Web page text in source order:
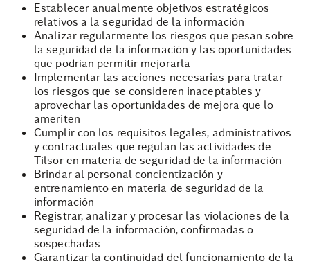
Establecer anualmente objetivos estratégicos
relativos a la seguridad de la información
Analizar regularmente los riesgos que pesan sobre
la seguridad de la información y las oportunidades
que podrían permitir mejorarla
Implementar las acciones necesarias para tratar
los riesgos que se consideren inaceptables y
aprovechar las oportunidades de mejora que lo
ameriten
Cumplir con los requisitos legales, administrativos
y contractuales que regulan las actividades de
Tilsor en materia de seguridad de la información
Brindar al personal concientización y
entrenamiento en materia de seguridad de la
información
Registrar, analizar y procesar las violaciones de la
seguridad de la información, confirmadas o
sospechadas
Garantizar la continuidad del funcionamiento de la